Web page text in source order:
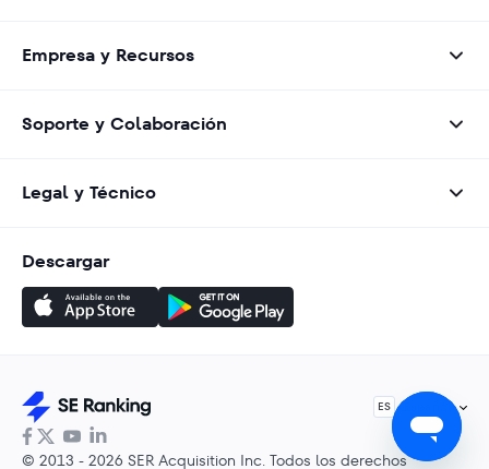
Empresa y Recursos
Soporte y Colaboración
Legal y Técnico
Descargar
ES Español
© 2013 - 2026 SER Acquisition Inc. Todos los derechos